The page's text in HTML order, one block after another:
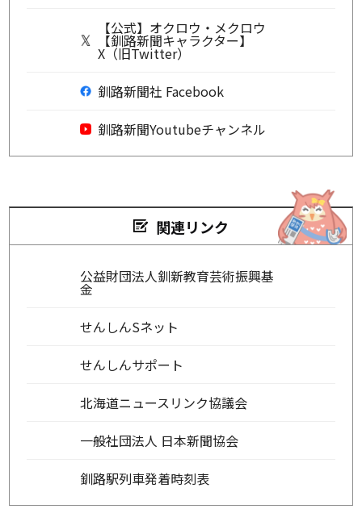
【公式】オクロウ・メクロウ
【釧路新聞キャラクター】
X（旧Twitter）
釧路新聞社 Facebook
釧路新聞Youtubeチャンネル
関連リンク
公益財団法人釧新教育芸術振興基
金
せんしんSネット
せんしんサポート
北海道ニュースリンク協議会
一般社団法人 日本新聞協会
釧路駅列車発着時刻表